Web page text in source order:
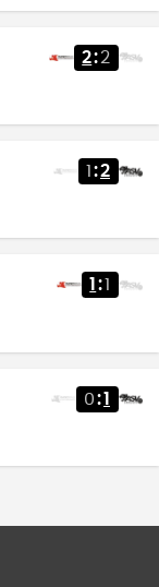
2:2
1 :2
1 :1
0:1